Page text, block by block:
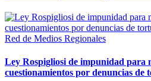
Red de Medios Regionales
Ley Rospigliosi de impunidad para
cuestionamientos por denuncias